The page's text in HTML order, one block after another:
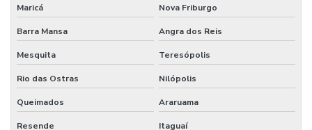
Empresa de tratamento de resíduos líquidos contaminados
Equipamento para secagem de resíduos
Fábrica de equipamento para secagem de resíduos
Fábrica de frasco de aspiração
Fábrica de secadora de lodo
Maricá Nova Friburgo
Barra Mansa Angra dos Reis
Mesquita Teresópolis
Rio das Ostras Nilópolis
Queimados Araruama
Resende Itaguaí